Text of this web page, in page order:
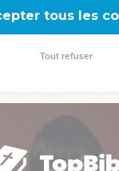
ou une famille, leur
tous les
Tout refuser